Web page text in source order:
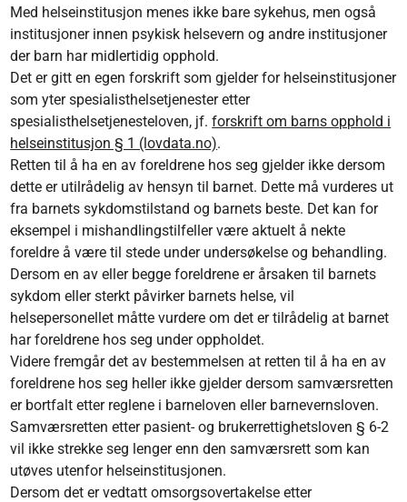
Med helseinstitusjon menes ikke bare sykehus, men også
institusjoner innen psykisk helsevern og andre institusjoner
der barn har midlertidig opphold.
Det er gitt en egen forskrift som gjelder for helseinstitusjoner
som yter spesialisthelsetjenester etter
spesialisthelsetjenesteloven, jf.forskrift om barns opphold i
helseinstitusjon § 1 (lovdata.no).
Retten til å ha en av foreldrene hos seg gjelder ikke dersom
dette er utilrådelig av hensyn til barnet. Dette må vurderes ut
fra barnets sykdomstilstand og barnets beste. Det kan for
eksempel i mishandlingstilfeller være aktuelt å nekte
foreldre å være til stede under undersøkelse og behandling.
Dersom en av eller begge foreldrene er årsaken til barnets
sykdom eller sterkt påvirker barnets helse, vil
helsepersonellet måtte vurdere om det er tilrådelig at barnet
har foreldrene hos seg under oppholdet.
Videre fremgår det av bestemmelsen at retten til å ha en av
foreldrene hos seg heller ikke gjelder dersom samværsretten
er bortfalt etter reglene i barneloven eller barnevernsloven.
Samværsretten etter pasient- og brukerrettighetsloven § 6-2
vil ikke strekke seg lenger enn den samværsrett som kan
utøves utenfor helseinstitusjonen.
Dersom det er vedtatt omsorgsovertakelse etter